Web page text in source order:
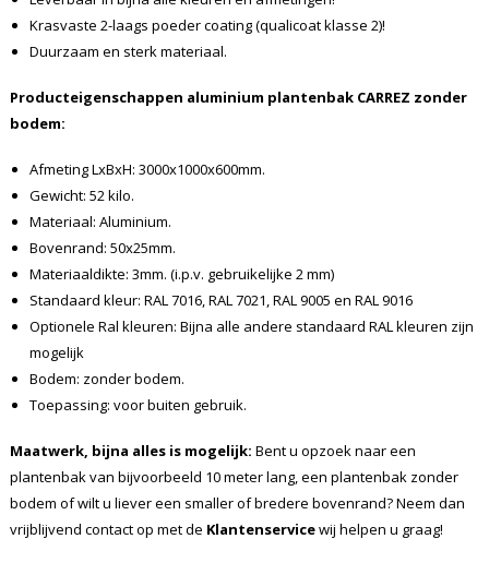
Krasvaste 2-laags poeder coating (qualicoat klasse 2)!
Duurzaam en sterk materiaal.
Producteigenschappen aluminium plantenbak CARREZ zonder
bodem:
Afmeting LxBxH: 3000x1000x600mm.
Gewicht: 52 kilo.
Materiaal: Aluminium.
Bovenrand: 50x25mm.
Materiaaldikte: 3mm. (i.p.v. gebruikelijke 2 mm)
Standaard kleur: RAL 7016, RAL 7021, RAL 9005 en RAL 9016
Optionele Ral kleuren: Bijna alle andere standaard RAL kleuren zijn
mogelijk
Bodem: zonder bodem.
Toepassing: voor buiten gebruik.
Maatwerk, bijna alles is mogelijk: Bent u opzoek naar een
plantenbak van bijvoorbeeld 10 meter lang, een plantenbak zonder
bodem of wilt u liever een smaller of bredere bovenrand? Neem dan
vrijblijvend contact op met de Klantenservicewij helpen u graag!